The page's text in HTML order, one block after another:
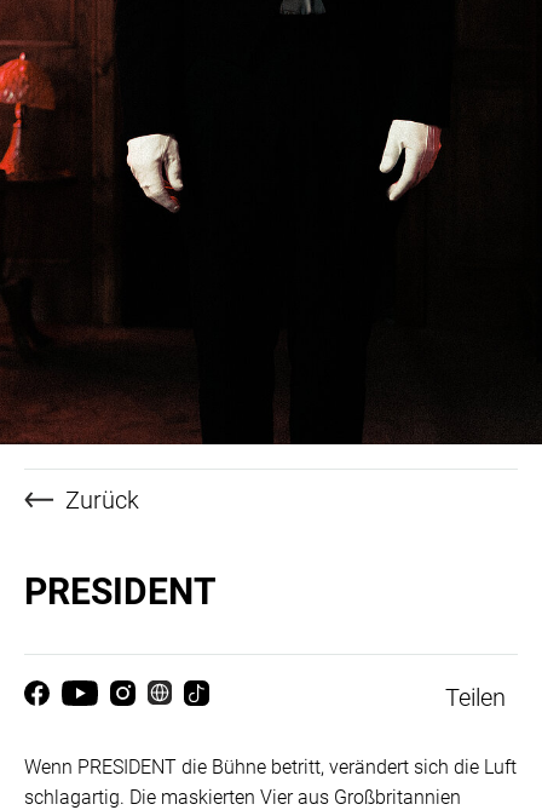
Zurück
PRESIDENT
Teilen
Wenn PRESIDENT die Bühne betritt, verändert sich die Luft
schlagartig. Die maskierten Vier aus Großbritannien